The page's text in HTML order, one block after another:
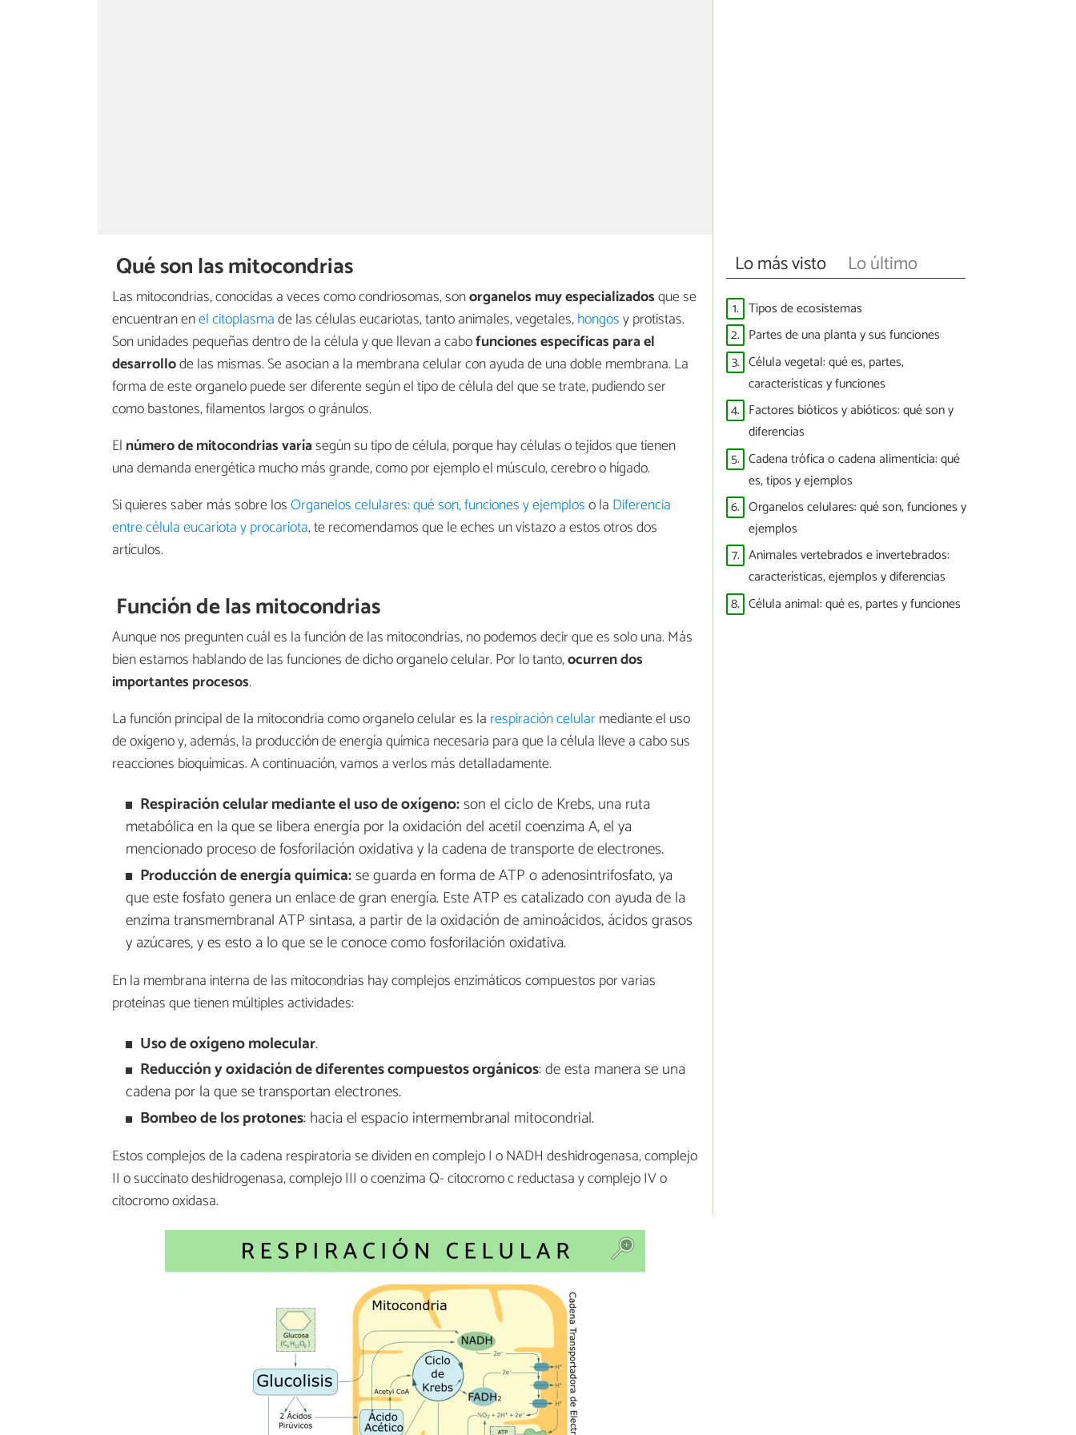
Qué son las mitocondrias
Las mitocondrias, conocidas a veces como condriosomas, sonorganelos muy especializadosque se
encuentran enel citoplasmade las células eucariotas, tanto animales, vegetales,hongosy protistas.
Son unidades pequeñas dentro de la célula y que llevan a cabofunciones específicas para el
desarrollode las mismas. Se asocian a la membrana celular con ayuda de una doble membrana. La
forma de este organelo puede ser diferente según el tipo de célula del que se trate, pudiendo ser
como bastones, filamentos largos o gránulos.
El número de mitocondrias varíasegún su tipo de célula, porque hay células o tejidos que tienen
una demanda energética mucho más grande, como por ejemplo el músculo, cerebro o hígado.
Si quieres saber más sobre losOrganelos celulares: qué son, funciones y ejemploso la Diferencia
entre célula eucariota y procariota, te recomendamos que le eches un vistazo a estos otros dos
artículos.
Función de las mitocondrias
Aunque nos pregunten cuál es la función de las mitocondrias, no podemos decir que es solo una. Más
bien estamos hablando de las funciones de dicho organelo celular. Por lo tanto,ocurren dos
importantes procesos.
La función principal de la mitocondria como organelo celular es la respiración celularmediante el uso
de oxígeno y, además, la producción de energía química necesaria para que la célula lleve a cabo sus
reacciones bioquímicas. A continuación, vamos a verlos más detalladamente.
Respiración celular mediante el uso de oxígeno:son el ciclo de Krebs, una ruta
metabólica en la que se libera energía por la oxidación del acetil coenzima A, el ya
mencionado proceso de fosforilación oxidativa y la cadena de transporte de electrones.
Producción de energía química:se guarda en forma de ATP o adenosintrifosfato, ya
que este fosfato genera un enlace de gran energía. Este ATP es catalizado con ayuda de la
enzima transmembranal ATP sintasa, a partir de la oxidación de aminoácidos, ácidos grasos
y azúcares, y es esto a lo que se le conoce como fosforilación oxidativa.
En la membrana interna de las mitocondrias hay complejos enzimáticos compuestos por varias
proteínas que tienen múltiples actividades:
Uso de oxígeno molecular.
Reducción y oxidación de diferentes compuestos orgánicos: de esta manera se una
cadena por la que se transportan electrones.
Bombeo de losprotones: hacia el espacio intermembranal mitocondrial.
Estos complejos de la cadena respiratoria se dividen en complejo I o NADH deshidrogenasa, complejo
II o succinato deshidrogenasa, complejo III o coenzima Q- citocromo c reductasa y complejo IV o
citocromo oxidasa.
Lo más visto Lo último
1. Tipos de ecosistemas
2. Partes de una planta y sus funciones
3. Célula vegetal: qué es, partes,
características y funciones
4. Factores bióticos y abióticos: qué son y
diferencias
5. Cadena trófica o cadena alimenticia: qué
es, tipos y ejemplos
6. Organelos celulares: qué son, funciones y
ejemplos
7. Animales vertebrados e invertebrados:
características, ejemplos y diferencias
8. Célula animal: qué es, partes y funciones